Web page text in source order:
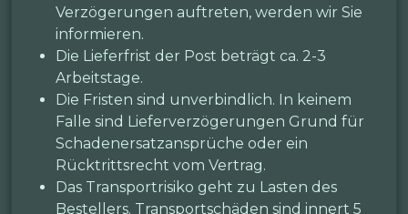
Verzögerungen auftreten, werden wir Sie
informieren.
Die Lieferfrist der Post beträgt ca. 2-3
Arbeitstage.
Die Fristen sind unverbindlich. In keinem
Falle sind Lieferverzögerungen Grund für
Schadenersatzansprüche oder ein
Rücktrittsrecht vom Vertrag.
Das Transportrisiko geht zu Lasten des
Bestellers. Transportschäden sind innert 5